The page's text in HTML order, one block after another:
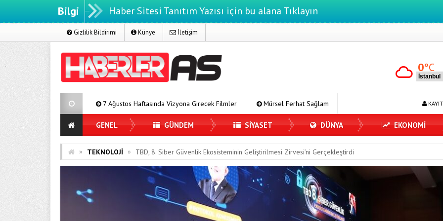
Bilgi Haber Sitesi Tanıtım Yazısı için bu alana Tıklayın
Gizlilik Bildirimi Künye İletişim
0°C
7 Ağustos Haftasında Vizyona Girecek Filmler Mürsel Ferhat Sağlam Tek Rumeli Tv’de Marka Atölyesi Programına Konuk Oldu
GENEL GÜNDEM SİYASET DÜNYA EKONOMİ
» TEKNOLOJİ » TBD, 8. Siber Güvenlik Ekosisteminin Geliştirilmesi Zirvesi’ni Gerçekleştirdi